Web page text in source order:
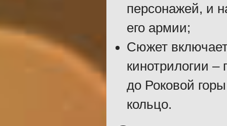
персонажей, и
его армии;
Сюжет
кинотрилогии
до Роковой
кольцо.